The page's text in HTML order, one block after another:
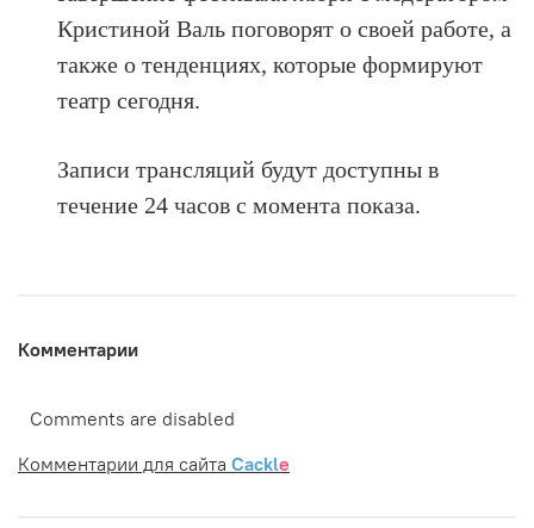
Кристиной Валь поговорят о своей работе, а
также о тенденциях, которые формируют
театр сегодня.
Записи трансляций будут доступны в
течение 24 часов с момента показа.
Комментарии
Comments are disabled
Комментарии для сайта Cackle